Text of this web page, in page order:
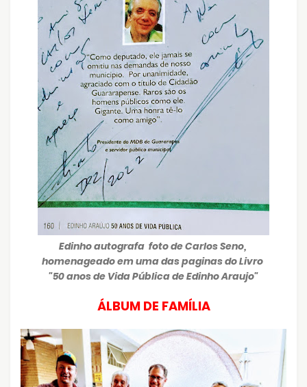
Edinho autografa foto de Carlos Seno,
homenageado em uma das paginas do Livro
"50 anos de Vida Pública de Edinho Araujo"
ÁLBUM DE FAMÍLIA